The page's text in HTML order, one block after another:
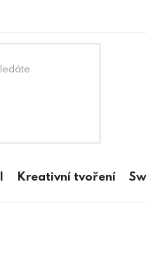
Kreativní tvoření